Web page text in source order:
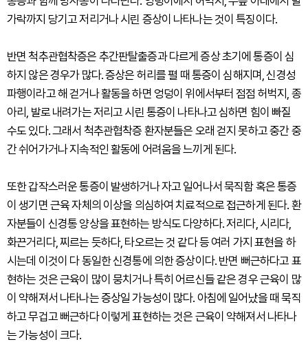
가락까지 당기고 저리거나 시린 증상이 나타나는 것이 특징이다.
반면 척추관협착증은 추간판탈출증과 다르게 증상 초기에 통증이 심
하지 않은 경우가 많다. 증상은 허리를 펼 때 통증이 심해지며, 신경성
파행이라고 해 걷거나 활동을 하면 엉덩이 위에서부터 점점 허벅지, 종
아리, 발로 내려가는 저리고 시린 통증이 나타나고 심하면 힘이 빠질
수도 있다. 그래서 척추관협착증 환자분들은 오래 걷지 못하고 중간 중
간 쉬어가거나 지속적인 활동에 어려움을 느끼게 된다.
또한 갑작스러운 통증이 발생하거나 자고 일어나서 묵직함 혹은 통증
이 생기면 근육 자체의 이상을 의심하여 치료적으로 접근하게 된다. 환
자분들이 신경통 양상을 표현하는 방식도 다양하다. 저리다, 시리다,
화끈거리다, 찌르는 듯하다, 타오르는 것 같다 등 여러 가지 표현을 하
시는데 이것이 다 동일한 신경통에 의한 증상이다. 반면 뻐근하다고 표
현하는 것은 근육이 많이 뭉치거나 특히 어르신들 같은 경우 근육이 많
이 약해져서 나타나는 증상일 가능성이 많다. 아침에 일어났을 때 묵직
하고 무겁고 뻐근하다 이렇게 표현하는 것은 근육이 약해져서 나타나
는 가능성이 크다.